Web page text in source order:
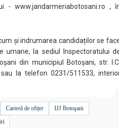
- www.jandarmeriabotosani.ro ,
și indrumarea candidaților se
umane, la sediul Inspectoratului
din municipiul Botoșani, str.
la telefon 0231/511533,
Carieră de ofițer
IJJ Botoşani